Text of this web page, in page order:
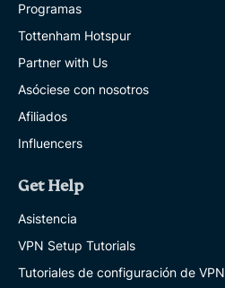
Programas
Tottenham Hotspur
Partner with Us
Asóciese con nosotros
Afiliados
Influencers
Get Help
Asistencia
VPN Setup Tutorials
Tutoriales de configuración de VPN